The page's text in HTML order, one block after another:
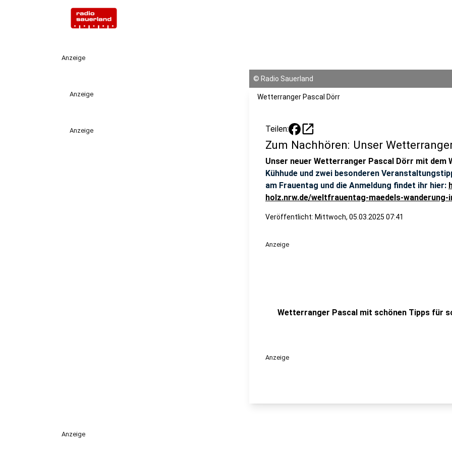
Anzeige
Anzeige
Anzeige
© Radio Sauerland
Wetterranger Pascal Dörr
Teilen: open_in_new
Zum Nachhören: Unser
Unser neuer Wetterranger Pascal Dörr mit dem
Kühhude und zwei besonderen
am Frauentag und die Anmeldung findet ihr hier:
holz.nrw.de/weltfrauentag-maedels-wanderung-
Veröffentlicht: Mittwoch, 05.03.2025 07:41
Anzeige
Wetterranger Pascal mit schönen Tipps für
Anzeige
Anzeige